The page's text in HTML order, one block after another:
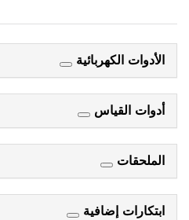
الأدوات الكهربائية
أدوات القياس
الملحقات
ابتكارات إضافية